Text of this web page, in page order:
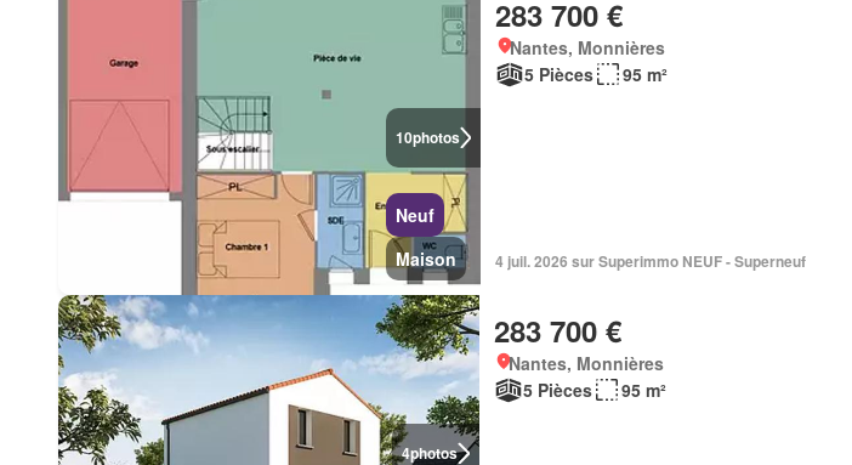
10photos
Neuf
Maison
283 700 €
Nantes, Monnières
5 Pièces
95 m²
4 juil. 2026 sur Superimmo NEUF - Superneuf
4photos
283 700 €
Nantes, Monnières
5 Pièces
95 m²